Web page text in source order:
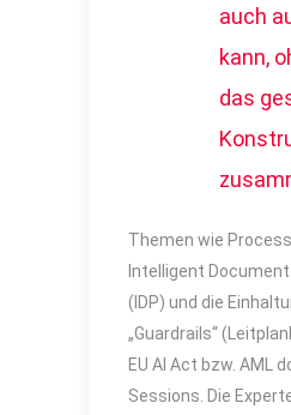
auch
kann,
das
Themen wie
Intelligent
(IDP) und die
„Guardrails“
EU AI Act bzw. AML
Sessions. Die